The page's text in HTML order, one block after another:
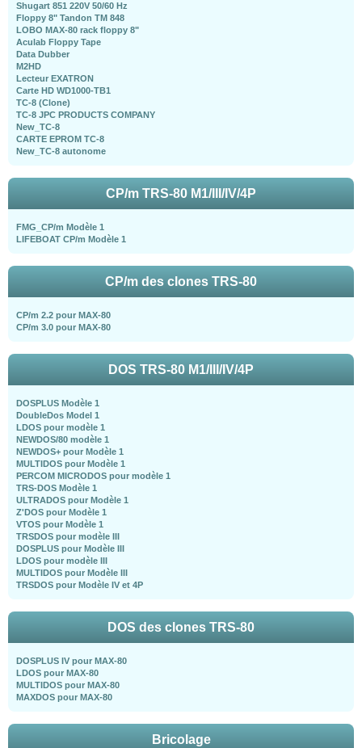
Shugart 851 220V 50/60 Hz
Floppy 8" Tandon TM 848
LOBO MAX-80 rack floppy 8"
Aculab Floppy Tape
Data Dubber
M2HD
Lecteur EXATRON
Carte HD WD1000-TB1
TC-8 (Clone)
TC-8 JPC PRODUCTS COMPANY
New_TC-8
CARTE EPROM TC-8
New_TC-8 autonome
CP/m TRS-80 M1/III/IV/4P
FMG_CP/m Modèle 1
LIFEBOAT CP/m Modèle 1
CP/m des clones TRS-80
CP/m 2.2 pour MAX-80
CP/m 3.0 pour MAX-80
DOS TRS-80 M1/III/IV/4P
DOSPLUS Modèle 1
DoubleDos Model 1
LDOS pour modèle 1
NEWDOS/80 modèle 1
NEWDOS+ pour Modèle 1
MULTIDOS pour Modèle 1
PERCOM MICRODOS pour modèle 1
TRS-DOS Modèle 1
ULTRADOS pour Modèle 1
Z'DOS pour Modèle 1
VTOS pour Modèle 1
TRSDOS pour modèle III
DOSPLUS pour Modèle III
LDOS pour modèle III
MULTIDOS pour Modèle III
TRSDOS pour Modèle IV et 4P
DOS des clones TRS-80
DOSPLUS IV pour MAX-80
LDOS pour MAX-80
MULTIDOS pour MAX-80
MAXDOS pour MAX-80
Bricolage